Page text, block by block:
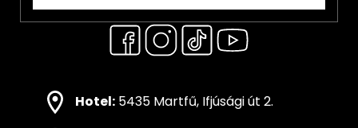
Hotel: 5435 Martfű, Ifjúsági út 2.